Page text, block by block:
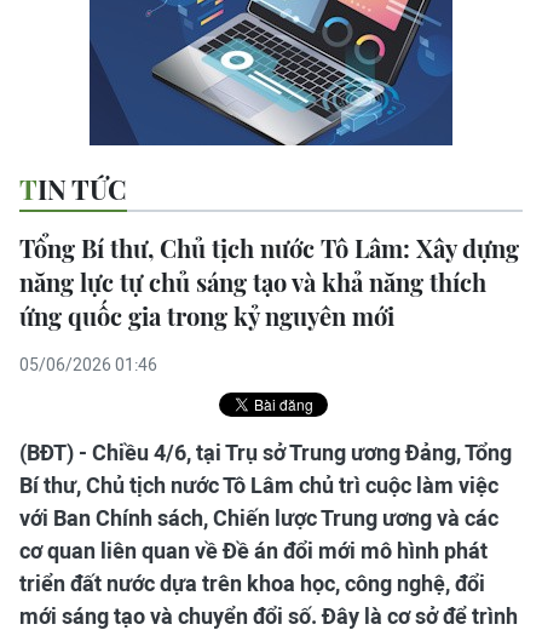
TIN TỨC
Tổng Bí thư, Chủ tịch nước Tô Lâm: Xây dựng
năng lực tự chủ sáng tạo và khả năng thích
ứng quốc gia trong kỷ nguyên mới
05/06/2026 01:46
(BĐT) - Chiều 4/6, tại Trụ sở Trung ương Đảng, Tổng
Bí thư, Chủ tịch nước Tô Lâm chủ trì cuộc làm việc
với Ban Chính sách, Chiến lược Trung ương và các
cơ quan liên quan về Đề án đổi mới mô hình phát
triển đất nước dựa trên khoa học, công nghệ, đổi
mới sáng tạo và chuyển đổi số. Đây là cơ sở để trình